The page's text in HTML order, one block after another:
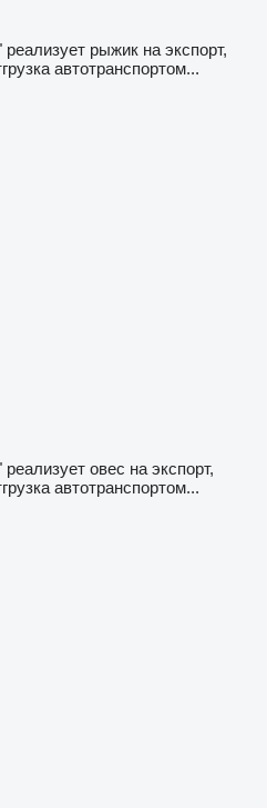
рыжик на экспорт,
автотранспортом...
овес на экспорт,
автотранспортом...